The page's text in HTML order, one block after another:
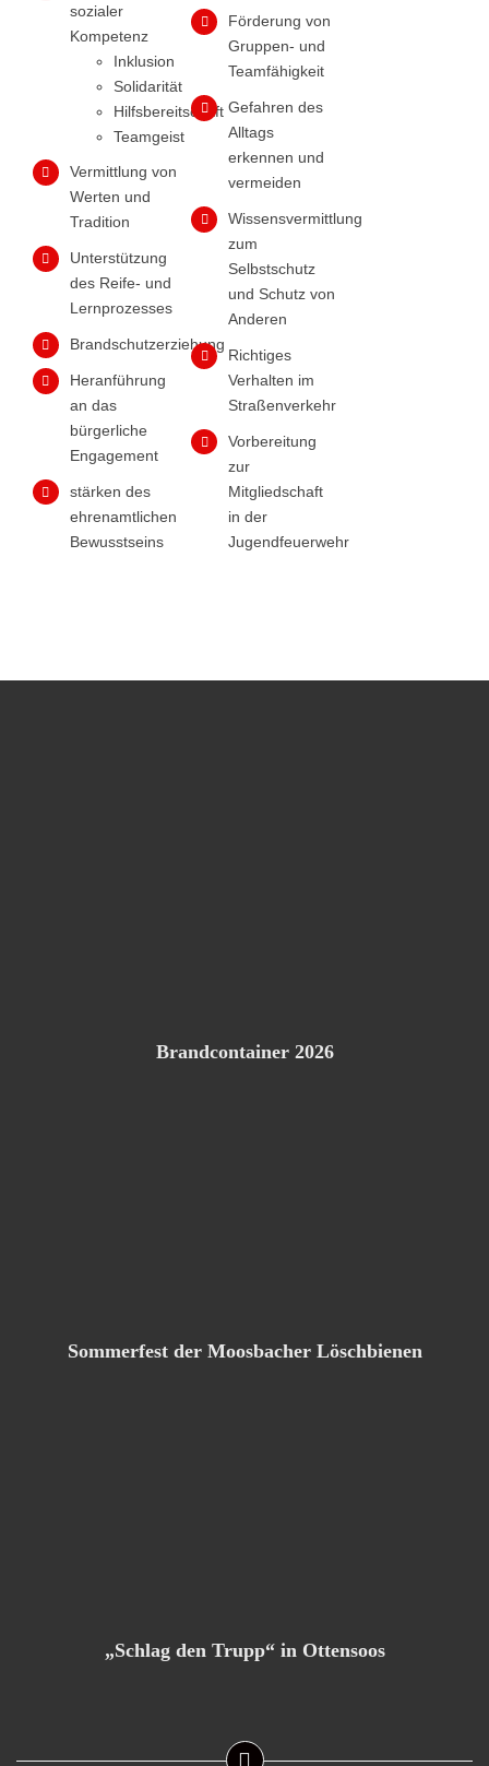
sozialer
Kompetenz
Inklusion
Solidarität
Hilfsbereitschaft
Teamgeist
Vermittlung von
Werten und
Tradition
Unterstützung
des Reife- und
Lernprozesses
Brandschutzerziehung
Heranführung
an das
bürgerliche
Engagement
stärken des
ehrenamtlichen
Bewusstseins
Förderung von
Gruppen- und
Teamfähigkeit
Gefahren des
Alltags
erkennen und
vermeiden
Wissensvermittlung
zum
Selbstschutz
und Schutz von
Anderen
Richtiges
Verhalten im
Straßenverkehr
Vorbereitung
zur
Mitgliedschaft
in der
Jugendfeuerwehr
Brandcontainer 2026
Sommerfest der Moosbacher Löschbienen
„Schlag den Trupp“ in Ottensoos